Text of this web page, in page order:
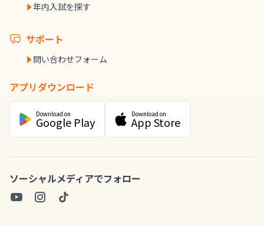
年内入試を探す
サポート
問い合わせフォーム
アプリダウンロード
Download on
Google Play
Download on
App Store
ソーシャルメディアでフォロー